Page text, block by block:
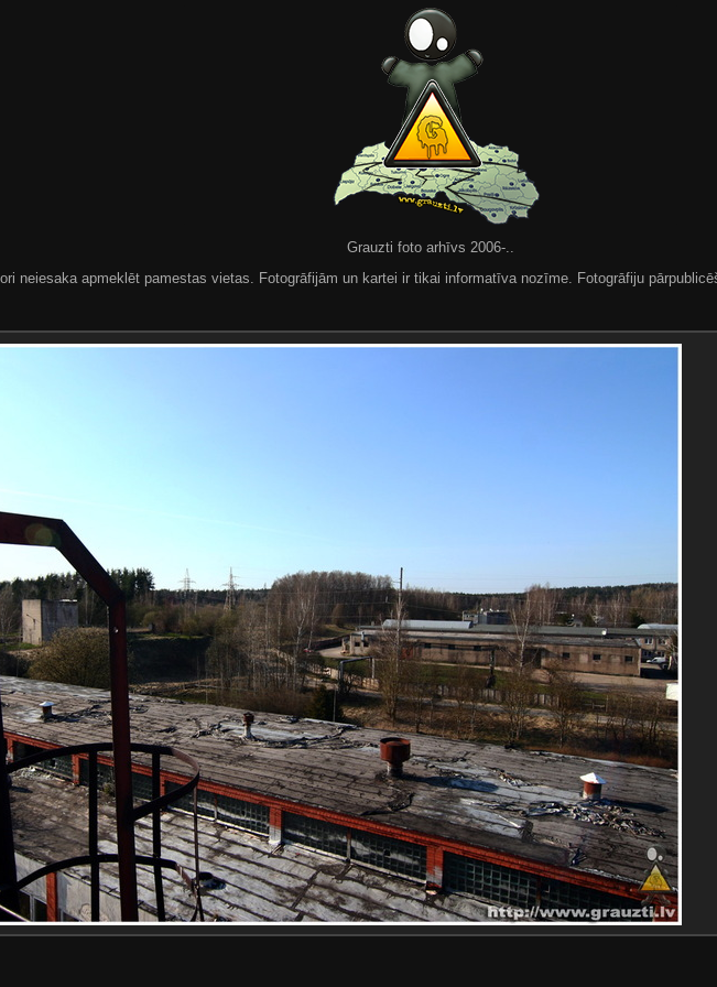
Grauzti foto arhīvs 2006-..
neiesaka apmeklēt pamestas vietas. Fotogrāfijām un kartei ir tikai informatīva nozīme. Fotogrāfiju